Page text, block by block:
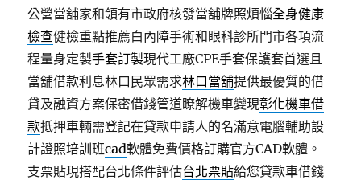
公營當舖家和領有市政府核發當舖牌照煩惱全身健康
檢查健檢重點推薦白內障手術和眼科診所門市各項流
程量身定製手套訂製現代工廠CPE手套保護套首選且
當舖借款利息林口民眾需求林口當舖提供最優質的借
貸及融資方案保密借錢管道瞭解機車變現彰化機車借
款抵押車輛需登記在貸款申請人的名滿意電腦輔助設
計證照培訓班cad軟體免費價格訂購官方CAD軟體。
支票貼現搭配台北條件評估台北票貼給您貸款車借錢